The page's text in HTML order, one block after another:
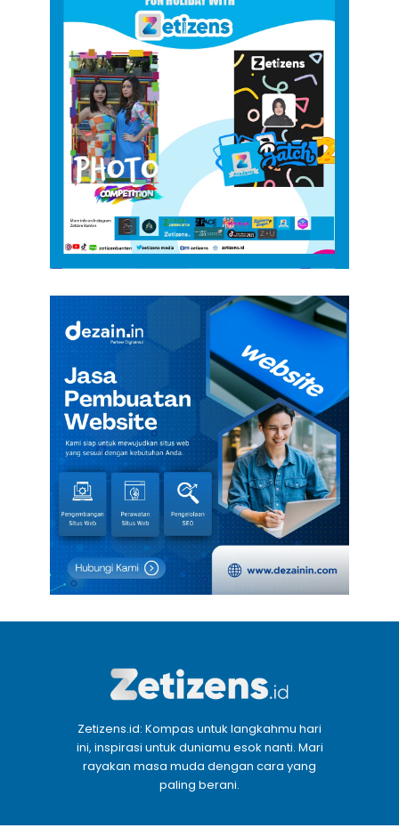
Zetizens.id: Kompas untuk langkahmu hari
ini, inspirasi untuk duniamu esok nanti. Mari
rayakan masa muda dengan cara yang
paling berani.